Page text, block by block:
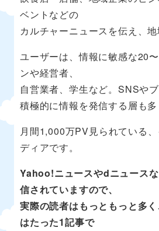
ベントなどの
カルチャーニュースを伝え、地
ユーザーは、情報に敏感な20
ンや経営者、
自営業者、学生など。SNSや
積極的に情報を発信する層も多
月間1,000万PV見られている
ディアです。
Yahoo!ニュースやdニュース
信されていますので、
実際の読者はもっともっと多
はたった1記事で